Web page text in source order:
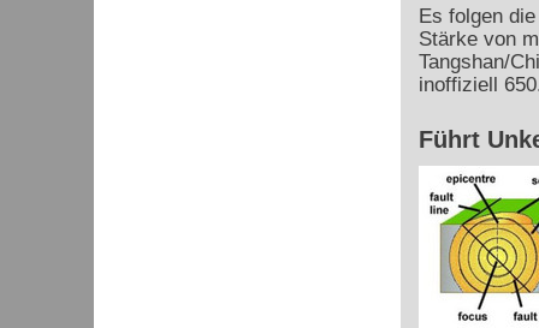
Es folgen
Stärke von
Tangshan/
inoffiziell
Führt